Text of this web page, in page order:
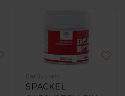
CarSystem
SPACKEL